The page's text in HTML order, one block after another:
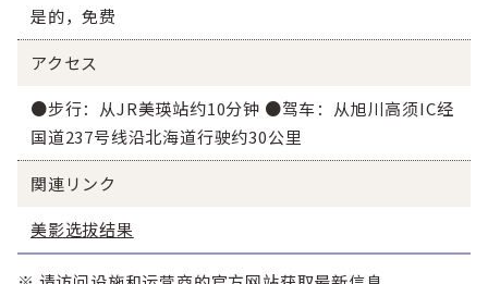
是的，免费
アクセス
●步行：从JR美瑛站约10分钟 ●驾车：从旭川高须IC经
国道237号线沿北海道行驶约30公里
関連リンク
美影选拔结果